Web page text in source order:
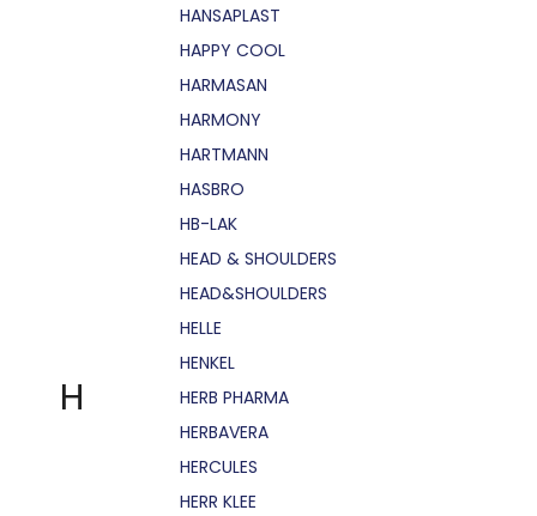
H
HANSAPLAST
HAPPY COOL
HARMASAN
HARMONY
HARTMANN
HASBRO
HB-LAK
HEAD & SHOULDERS
HEAD&SHOULDERS
HELLE
HENKEL
HERB PHARMA
HERBAVERA
HERCULES
HERR KLEE